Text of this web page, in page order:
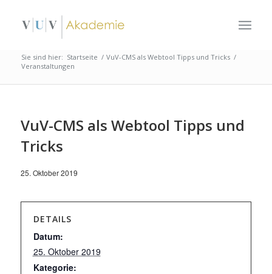
Sie sind hier: Startseite / VuV-CMS als Webtool Tipps und Tricks /
Veranstaltungen
VuV-CMS als Webtool Tipps und
Tricks
25. Oktober 2019
DETAILS
Datum:
25. Oktober 2019
Kategorie: